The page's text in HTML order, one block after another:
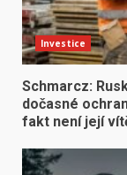
Investice
Schmarcz:
dočasné
fakt není její